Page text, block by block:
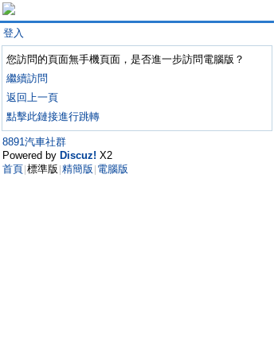
登入
您訪問的頁面無手機頁面，是否進一步訪問電腦版？
繼續訪問
返回上一頁
點擊此鏈接進行跳轉
8891汽車社群
Powered by Discuz! X2
首頁 標準版 精簡版 電腦版